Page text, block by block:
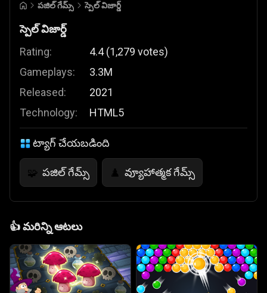
పజిల్ గేమ్స్ స్పెల్ విజార్డ్
స్పెల్ విజార్డ్
Rating:
Gameplays:
Released:
Technology:
4.4 (1,279 votes)
3.3M
2021
HTML5
ట్యాగ్ చేయబడింది
🧩 పజిల్ గేమ్స్ ♟️ వ్యూహాత్మక గేమ్స్
👍మరిన్ని ఆటలు